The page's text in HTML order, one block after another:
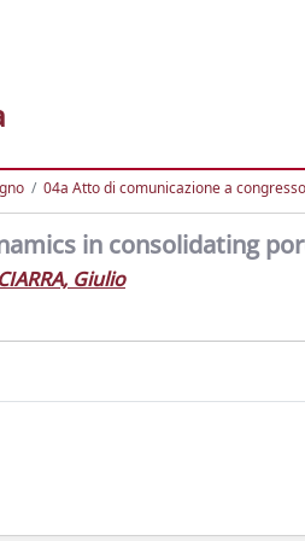
04a Atto di comunicazione a congresso
in consolidating
Giulio